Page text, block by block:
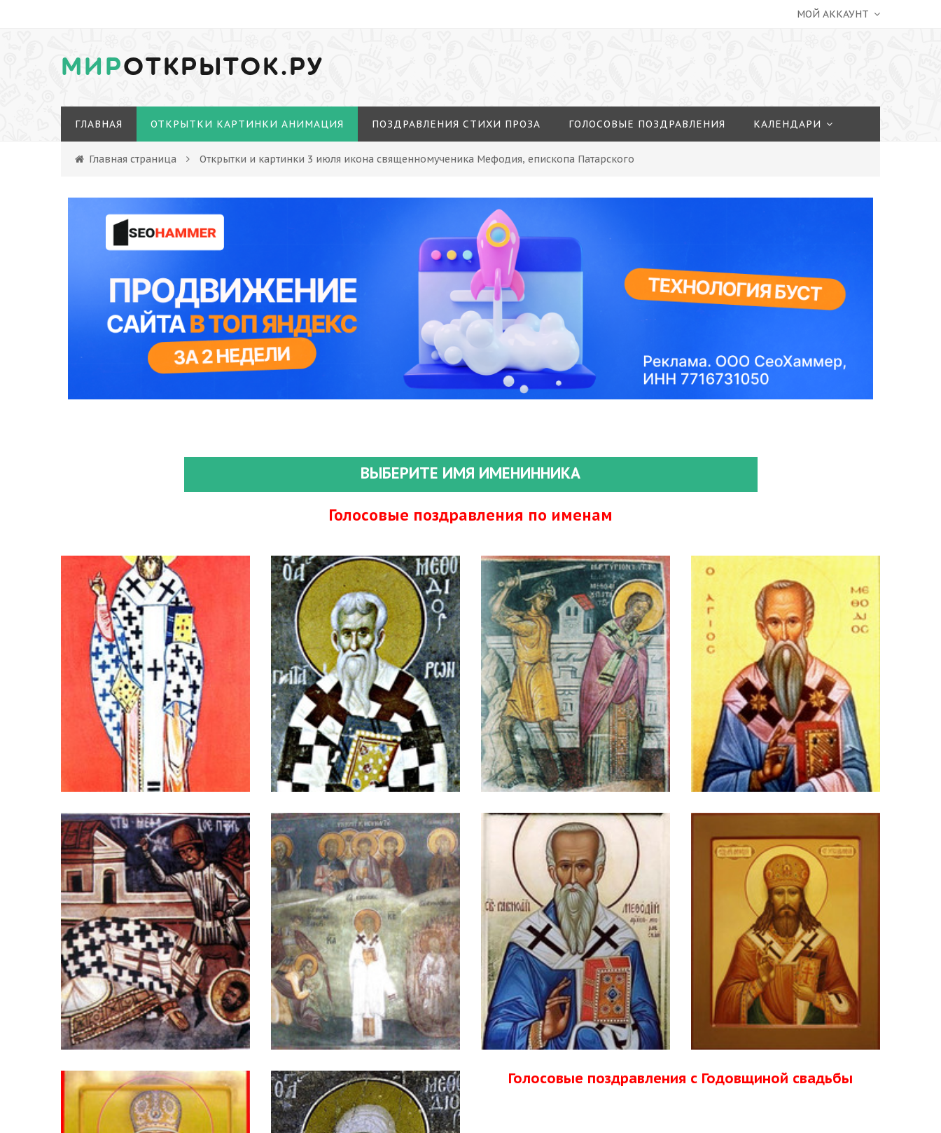
МОЙ АККАУНТ
МИРОТКРЫТОК.РУ
ГЛАВНАЯ ОТКРЫТКИ КАРТИНКИ АНИМАЦИЯ ПОЗДРАВЛЕНИЯ СТИХИ ПРОЗА ГОЛОСОВЫЕ ПОЗДРАВЛЕНИЯ КАЛЕНДАРИ
Главная страница Открытки и картинки 3 июля икона священномученика Мефодия, епископа Патарского
ВЫБЕРИТЕ ИМЯ ИМЕНИННИКА
Голосовые поздравления по именам
Голосовые поздравления с Годовщиной свадьбы